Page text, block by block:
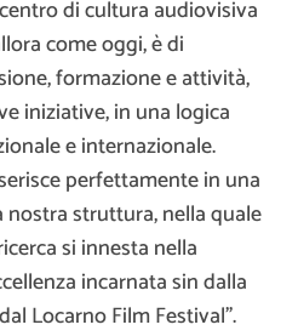
di cultura audiovisiva
come oggi, è di
formazione e attività,
iniziative, in una logica
e internazionale.
perfettamente in una
struttura, nella quale
si innesta nella
incarnata sin dalla
Locarno Film Festival”.